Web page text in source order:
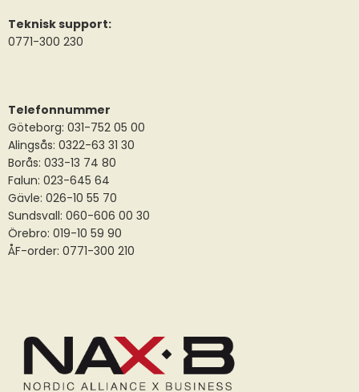
Teknisk support:
0771-300 230
Telefonnummer
Göteborg: 031-752 05 00
Alingsås: 0322-63 31 30
Borås: 033-13 74 80
Falun: 023-645 64
Gävle: 026-10 55 70
Sundsvall: 060-606 00 30
Örebro: 019-10 59 90
ÅF-order: 0771-300 210